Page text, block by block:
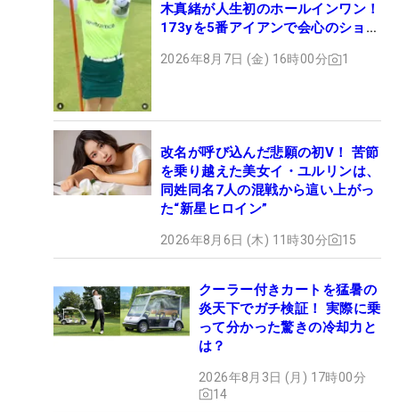
木真緒が人生初のホールインワン！
173yを5番アイアンで会心のショッ
2026年8月7日 (金) 16時00分 1
改名が呼び込んだ悲願の初V！ 苦節
を乗り越えた美女イ・ユルリンは、
同姓同名7人の混戦から這い上がっ
た“新星ヒロイン”
2026年8月6日 (木) 11時30分 15
クーラー付きカートを猛暑の
炎天下でガチ検証！ 実際に乗
って分かった驚きの冷却力と
は？
2026年8月3日 (月) 17時00分
14